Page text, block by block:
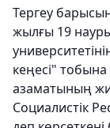
Тергеу
жылғы 19
кеңесі"
азаматының
Социалистік